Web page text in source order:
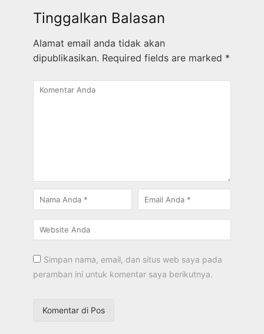
Tinggalkan Balasan
Alamat email anda tidak akan
dipublikasikan. Required fields are marked *
Simpan nama, email, dan situs web saya pada
peramban ini untuk komentar saya berikutnya.